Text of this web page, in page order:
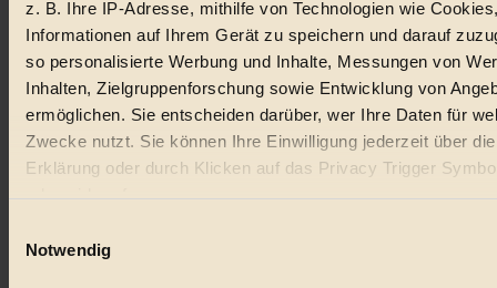
z. B. Ihre IP-Adresse, mithilfe von Technologien wie
Informationen auf Ihrem Gerät zu speichern und darauf
so personalisierte Werbung und Inhalte, Messungen von
Inhalten, Zielgruppenforschung sowie Entwicklung von
ermöglichen. Sie entscheiden darüber, wer Ihre Daten für
Zwecke nutzt. Sie können Ihre Einwilligung jederzeit über
Erklärung oder durch Klicken auf das Privacy Trigger
oder widerrufen
Wenn Sie es erlauben, würden wir auch gerne:
Notwendig
Lebensmittel